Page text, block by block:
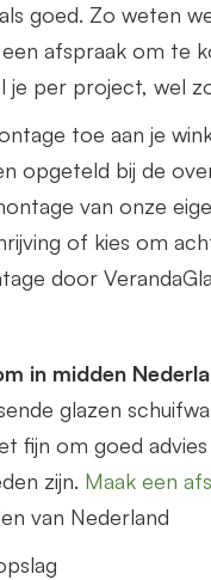
goed. Zo weten
afspraak om te
je per project, wel
toe aan je
opgeteld bij de
van onze
of kies om
door
in midden
glazen
fijn om goed
zijn. Maak een
van Nederland